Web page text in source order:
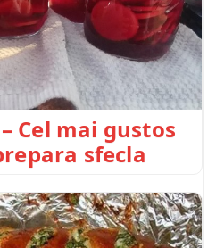
Cel mai gustos
sfecla